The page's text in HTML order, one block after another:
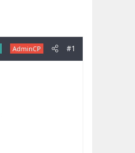
AdminCP #1